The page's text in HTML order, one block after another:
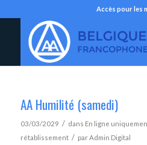
Accès pour les
AA Humilité (samedi)
03/03/2029 / dans En ligne
rétablissement / parAdmin Digital